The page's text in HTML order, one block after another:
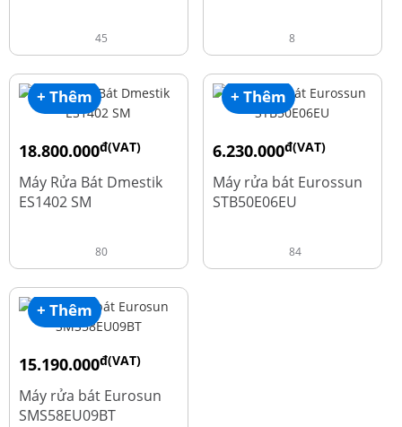
45 8
+ Thêm
18.800.000đ(VAT)
23.500.000
Máy Rửa Bát Dmestik
ES1402 SM
80
+ Thêm
6.230.000đ(VAT)
7.790.000
Máy rửa bát Eurossun
STB50E06EU
84
+ Thêm
15.190.000đ(VAT)
18.990.000
Máy rửa bát Eurosun
SMS58EU09BT